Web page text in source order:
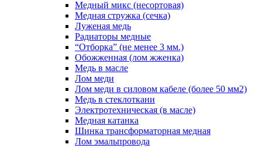
Медный микс (несортовая)
Медная стружка (сечка)
Луженая медь
Радиаторы медные
“Отборка” (не менее 3 мм.)
Обожженная (лом жженка)
Медь в масле
Лом меди
Лом меди в силовом кабеле (более 50 мм2)
Медь в стеклоткани
Электротехническая (в масле)
Медная катанка
Шинка трансформаторная медная
Лом эмальпровода